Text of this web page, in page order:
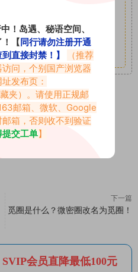
；苹果：解压专家
站内帮助中心！
0
下一篇
觅圈是什么？微密圈改名为觅圈！
会员直降最低100元
！岛遇、秘语空间、
【同行请勿注册开通
直接封禁！】
（推荐
问，个别国产浏览器
发布页：
藏夹）。请使用正规邮
邮箱、微软、Google
箱，否则收不到验证
交工单】